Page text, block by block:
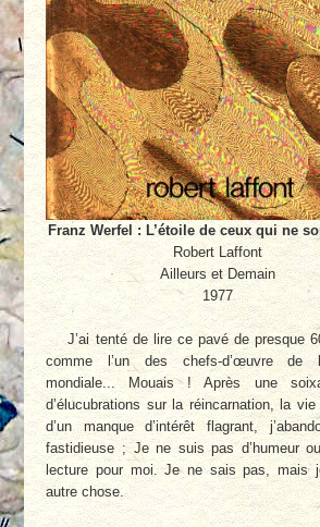
Franz Werfel : L’étoile de ceux qui ne
Robert Laffont
Ailleurs et Demain
1977
J’ai tenté de lire ce pavé de presque
comme l’un des chefs-d’œuvre de
mondiale... Mouais ! Après une
d’élucubrations sur la réincarnation, la
d’un manque d’intérêt flagrant,
fastidieuse ; Je ne suis pas d’humeur
lecture pour moi. Je ne sais pas, mais
autre chose.